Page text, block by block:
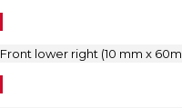
Front lower right (10 mm x